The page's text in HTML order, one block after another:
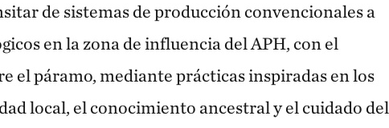
de sistemas de producción convencionales a
en la zona de influencia del APH, con el
el páramo, mediante prácticas inspiradas en los
local, el conocimiento ancestral y el cuidado del